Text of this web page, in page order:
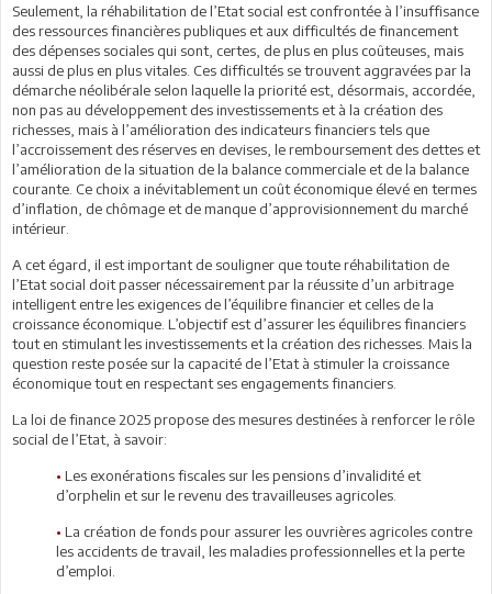
Seulement, la réhabilitation de l’Etat social est confrontée à l’insuffisance
des ressources financières publiques et aux difficultés de financement
des dépenses sociales qui sont, certes, de plus en plus coûteuses, mais
aussi de plus en plus vitales. Ces difficultés se trouvent aggravées par la
démarche néolibérale selon laquelle la priorité est, désormais, accordée,
non pas au développement des investissements et à la création des
richesses, mais à l’amélioration des indicateurs financiers tels que
l’accroissement des réserves en devises, le remboursement des dettes et
l’amélioration de la situation de la balance commerciale et de la balance
courante. Ce choix a inévitablement un coût économique élevé en termes
d’inflation, de chômage et de manque d’approvisionnement du marché
intérieur.
A cet égard, il est important de souligner que toute réhabilitation de
l’Etat social doit passer nécessairement par la réussite d’un arbitrage
intelligent entre les exigences de l’équilibre financier et celles de la
croissance économique. L’objectif est d’assurer les équilibres financiers
tout en stimulant les investissements et la création des richesses. Mais la
question reste posée sur la capacité de l’Etat à stimuler la croissance
économique tout en respectant ses engagements financiers.
La loi de finance 2025 propose des mesures destinées à renforcer le rôle
social de l’Etat, à savoir:
• Les exonérations fiscales sur les pensions d’invalidité et
d’orphelin et sur le revenu des travailleuses agricoles.
• La création de fonds pour assurer les ouvrières agricoles contre
les accidents de travail, les maladies professionnelles et la perte
d’emploi.